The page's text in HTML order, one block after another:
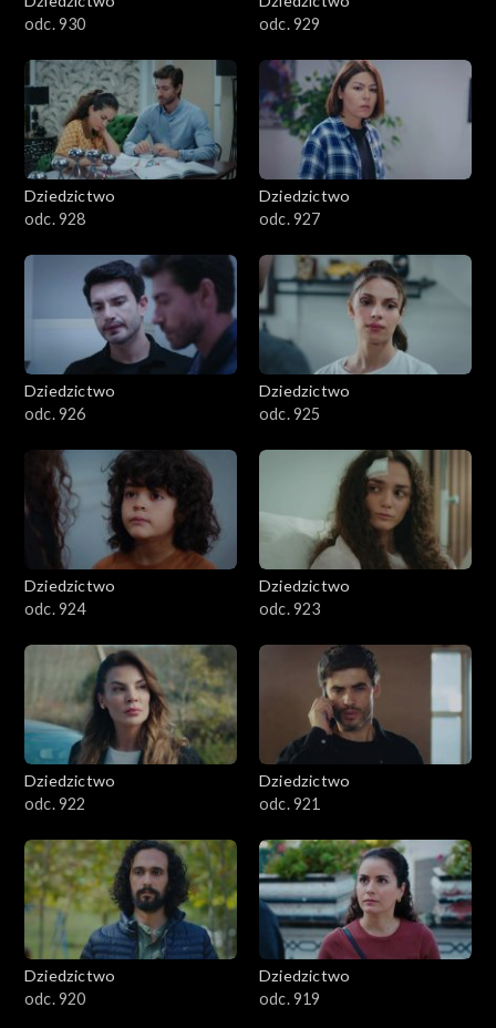
odc. 930
odc. 929
Dziedzictwo
odc. 928
Dziedzictwo
odc. 927
Dziedzictwo
odc. 926
Dziedzictwo
odc. 925
Dziedzictwo
odc. 924
Dziedzictwo
odc. 923
Dziedzictwo
odc. 922
Dziedzictwo
odc. 921
Dziedzictwo
odc. 920
Dziedzictwo
odc. 919